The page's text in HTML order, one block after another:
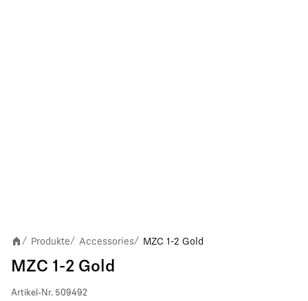
/ Produkte/ Accessories/ MZC 1-2 Gold
MZC 1-2 Gold
Artikel-Nr. 509492